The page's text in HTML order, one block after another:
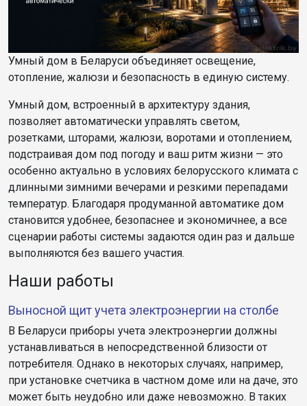
Умный дом в Беларуси объединяет освещение,
отопление, жалюзи и безопасность в единую систему.
Умный дом, встроенный в архитектуру здания,
позволяет автоматически управлять светом,
розетками, шторами, жалюзи, воротами и отоплением,
подстраивая дом под погоду и ваш ритм жизни — это
особенно актуально в условиях белорусского климата с
длинными зимними вечерами и резкими перепадами
температур. Благодаря продуманной автоматике дом
становится удобнее, безопаснее и экономичнее, а все
сценарии работы системы задаются один раз и дальше
выполняются без вашего участия.
Наши работы
Выносной щит учета электроэнергии на столбе
В Беларуси приборы учета электроэнергии должны
устанавливаться в непосредственной близости от
потребителя. Однако в некоторых случаях, например,
при установке счетчика в частном доме или на даче, это
может быть неудобно или даже невозможно. В таких